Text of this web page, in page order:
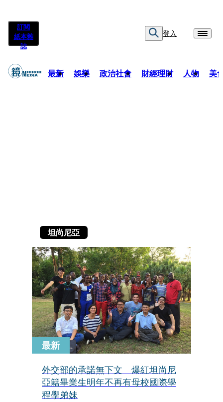
訂閱
紙本雜
誌
登入
最新 娛樂 政治社會 財經理財 人物 美
坦尚尼亞
最新
外交部的承諾無下文 爆紅坦尚尼
亞籍畢業生明年不再有母校國際學
程學弟妹